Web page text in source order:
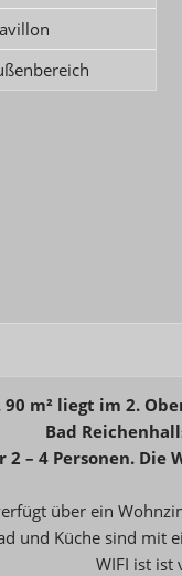
m² liegt im 2.
Bad
– 4 Personen.
über ein
und Küche sind mit
WIFI ist ist